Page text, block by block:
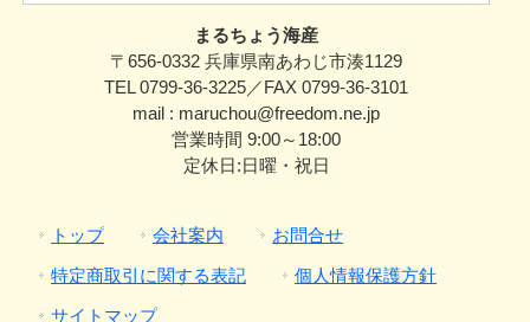
まるちょう海産
〒656-0332 兵庫県南あわじ市湊1129
TEL 0799-36-3225／FAX 0799-36-3101
mail : maruchou@freedom.ne.jp
営業時間 9:00～18:00
定休日:日曜・祝日
トップ 会社案内
お問合せ
特定商取引に関する表記
個人情報保護方針
サイトマップ